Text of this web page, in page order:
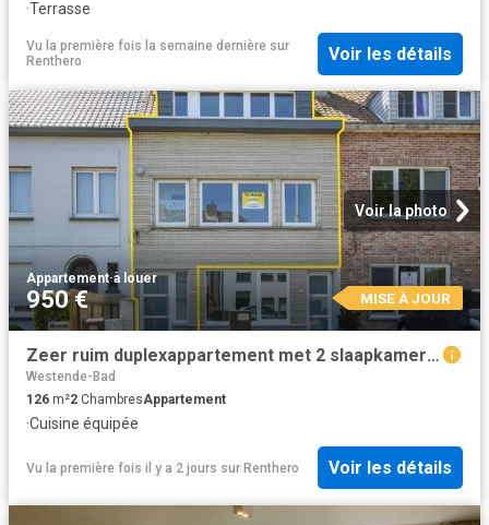
·Terrasse
Vu la première fois la semaine dernière sur
Renthero
Voir les détails
Voir la photo
Appartement·à louer
950 € MISE À JOUR
Zeer ruim duplexappartement met 2 slaapkamers te huur te Oo
Westende-Bad
126 m²2 ChambresAppartement
·Cuisine équipée
Vu la première fois il y a 2 jours sur Renthero Voir les détails